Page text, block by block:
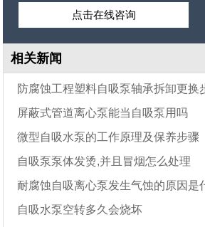
点击在线咨询
相关新闻
防腐蚀工程塑料自吸泵轴承拆卸更换
屏蔽式管道离心泵能当自吸泵用吗
微型自吸水泵的工作原理及保养步骤
自吸泵泵体发烫,并且冒烟怎么处理
耐腐蚀自吸离心泵发生气蚀的原因是
自吸水泵空转多久会烧坏